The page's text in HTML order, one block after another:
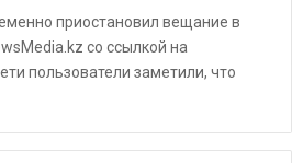
приостановил вещание в
со ссылкой на
пользователи заметили, что